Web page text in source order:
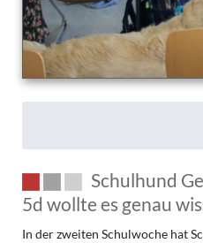
Schulhund
5d wollte es genau
In der zweiten Schulwoche hat